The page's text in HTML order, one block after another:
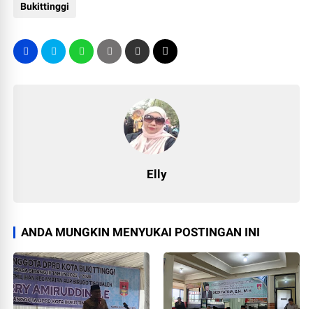
Bukittinggi
Elly
ANDA MUNGKIN MENYUKAI POSTINGAN INI